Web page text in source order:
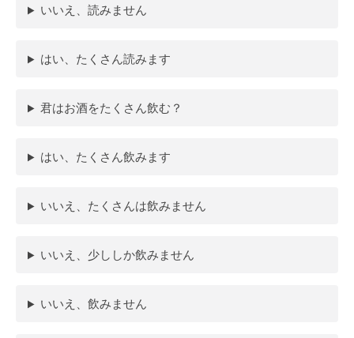
いいえ、読みません
はい、たくさん読みます
君はお酒をたくさん飲む？
はい、たくさん飲みます
いいえ、たくさんは飲みません
いいえ、少ししか飲みません
いいえ、飲みません